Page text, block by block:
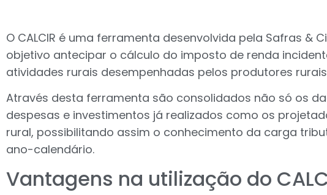
O CALCIR é uma ferramenta desenvolvida pela Safras &
objetivo antecipar o cálculo do imposto de renda
atividades rurais desempenhadas pelos produtores
Através desta ferramenta são consolidados não só os
despesas e investimentos já realizados como os
rural, possibilitando assim o conhecimento da carga
ano-calendário.
Vantagens na utilização do